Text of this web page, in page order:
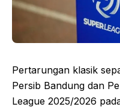
Pertarungan klasik
Persib Bandung dan
League 2025/2026